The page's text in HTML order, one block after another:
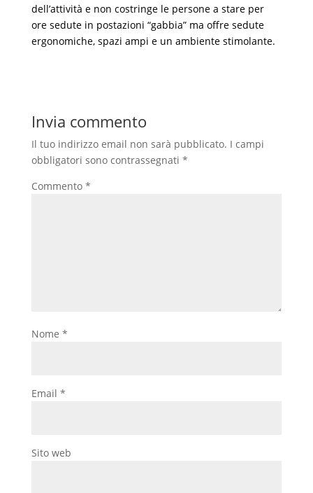
dell’attività e non costringe le persone a stare per
ore sedute in postazioni “gabbia” ma offre sedute
ergonomiche, spazi ampi e un ambiente stimolante.
Invia commento
Il tuo indirizzo email non sarà pubblicato. I campi
obbligatori sono contrassegnati *
Commento *
Nome *
Email *
Sito web